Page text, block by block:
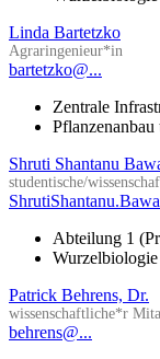
Linda Bartetzko
Agraringenieur*in
bartetzko@...
Zentrale
Shruti Shantanu
studentische/
Abteilung 1
Patrick Behrens, Dr.
wissenschaftliche*r
behrens@...